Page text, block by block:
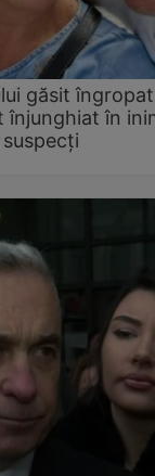
găsit
înjunghiat în